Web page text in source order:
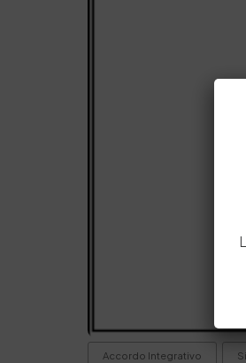
Accordo Integrativo